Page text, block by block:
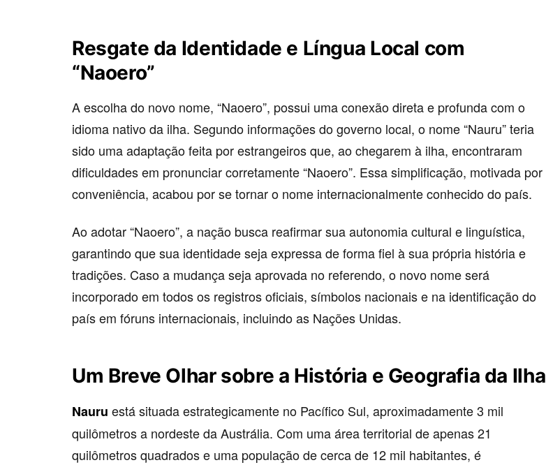
Resgate da Identidade e Língua Local com
“Naoero”
A escolha do novo nome, “Naoero”, possui uma conexão direta e profunda com o
idioma nativo da ilha. Segundo informações do governo local, o nome “Nauru” teria
sido uma adaptação feita por estrangeiros que, ao chegarem à ilha, encontraram
dificuldades em pronunciar corretamente “Naoero”. Essa simplificação, motivada por
conveniência, acabou por se tornar o nome internacionalmente conhecido do país.
Ao adotar “Naoero”, a nação busca reafirmar sua autonomia cultural e linguística,
garantindo que sua identidade seja expressa de forma fiel à sua própria história e
tradições. Caso a mudança seja aprovada no referendo, o novo nome será
incorporado em todos os registros oficiais, símbolos nacionais e na identificação do
país em fóruns internacionais, incluindo as Nações Unidas.
Um Breve Olhar sobre a História e Geografia da Ilha
Nauru está situada estrategicamente no Pacífico Sul, aproximadamente 3 mil
quilômetros a nordeste da Austrália. Com uma área territorial de apenas 21
quilômetros quadrados e uma população de cerca de 12 mil habitantes, é